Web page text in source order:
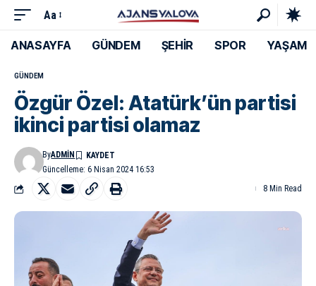
Aa
ANASAYFA GÜNDEM ŞEHİR SPOR YAŞAM
GÜNDEM
Özgür Özel: Atatürk’ün partisi
ikinci partisi olamaz
Güncelleme: 6 Nisan 2024 16:53
ByADMIN
8 Min Read